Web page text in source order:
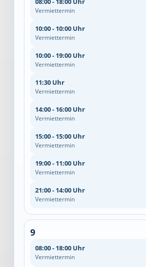
Vermiettermin
10:00 - 10:00 Uhr
Vermiettermin
10:00 - 19:00 Uhr
Vermiettermin
11:30 Uhr
Vermiettermin
14:00 - 16:00 Uhr
Vermiettermin
15:00 - 15:00 Uhr
Vermiettermin
19:00 - 11:00 Uhr
Vermiettermin
21:00 - 14:00 Uhr
Vermiettermin
9
08:00 - 18:00 Uhr
Vermiettermin